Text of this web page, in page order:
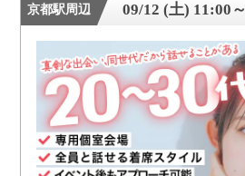
京都駅周辺 09/12 (土) 11:00～